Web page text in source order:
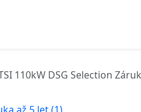
110kW DSG Selection